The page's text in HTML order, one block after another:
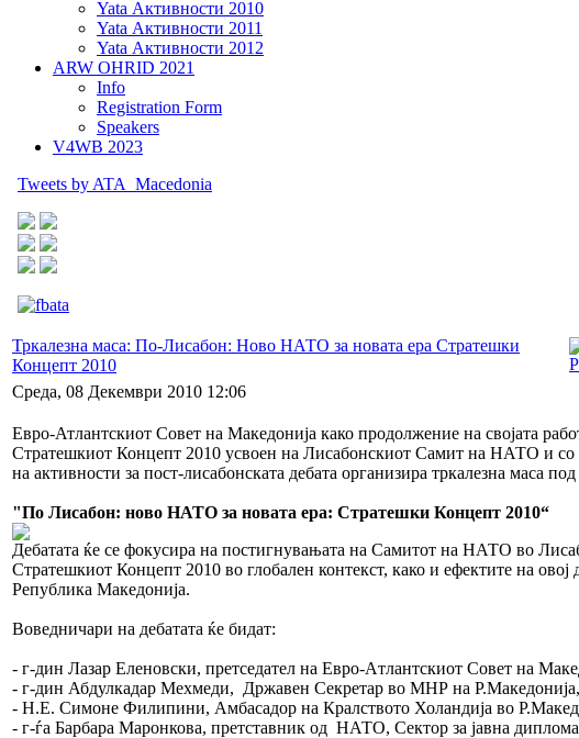
Yata Активности 2010
Yata Активности 2011
Yata Активности 2012
ARW OHRID 2021
Info
Registration Form
Speakers
V4WB 2023
Tweets by ATA_Macedonia
Тркалезна маса: По-Лисабон: Ново НАТО за новaта ера Стратешки
Концепт 2010
Среда, 08 Декември 2010 12:06
Евро-Атлантскиот Совет на Македонија како продолжение на својата
Стратешкиот Концепт 2010 усвоен на Лисабонскиот Самит на НАТО и со
на активности за пост-лисабонската дебата организира тркалезна маса
"По Лисабон: ново НАТО за новата ера: Стратешки Концепт 2010“
Дебатата ќе се фокусира на постигнувањата на Самитот на НАТО во
Стратешкиот Концепт 2010 во глобален контекст, како и ефектите на овој
Република Македонија.
Воведничари на дебатата ќе бидат:
- г-дин Лазар Еленовски, претседател на Евро-Aтлантскиот Совет на
- г-дин Абдулкадар Мехмеди, Државен Секретар во МНР на Р.Македонија,
- Н.Е. Симоне Филипини, Амбасадор на Кралството Холандија во
- г-ѓа Барбара Маронкова, претставник од НАТО, Сектор за јавна